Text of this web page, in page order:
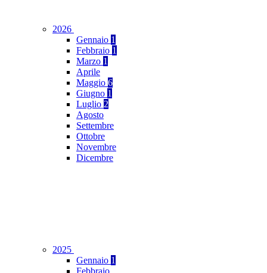
2026
Gennaio 1
Febbraio 1
Marzo 1
Aprile
Maggio 6
Giugno 1
Luglio 2
Agosto
Settembre
Ottobre
Novembre
Dicembre
2025
Gennaio 1